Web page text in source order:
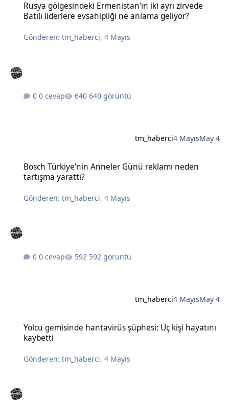
Rusya gölgesindeki Ermenistan'ın iki ayrı zirvede
Batılı liderlere evsahipliği ne anlama geliyor?
Gönderen:tm_haberci,4 Mayıs
0 cevap 640 görüntü
tm_haberci4 MayısMay 4
Bosch Türkiye'nin Anneler Günü reklamı neden
tartışma yarattı?
Gönderen:tm_haberci,4 Mayıs
0 cevap 592 görüntü
tm_haberci4 MayısMay 4
Yolcu gemisinde hantavirüs şüphesi: Üç kişi hayatını
kaybetti
Gönderen:tm_haberci,4 Mayıs